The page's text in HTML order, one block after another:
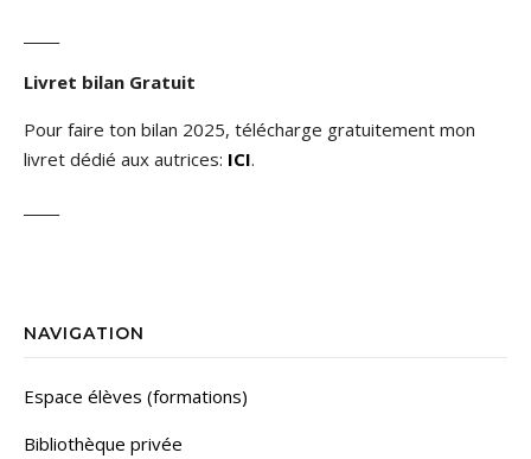
Livret bilan Gratuit
Pour faire ton bilan 2025, télécharge gratuitement mon
livret dédié aux autrices: ICI.
NAVIGATION
Espace élèves (formations)
Bibliothèque privée